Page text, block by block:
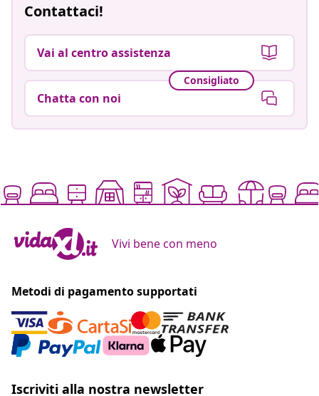
Contattaci!
Vai al centro assistenza
Consigliato
Chatta con noi
Vivi bene con meno
Metodi di pagamento supportati
Iscriviti alla nostra newsletter